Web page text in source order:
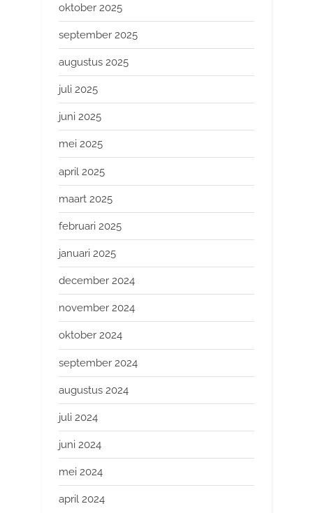
oktober 2025
september 2025
augustus 2025
juli 2025
juni 2025
mei 2025
april 2025
maart 2025
februari 2025
januari 2025
december 2024
november 2024
oktober 2024
september 2024
augustus 2024
juli 2024
juni 2024
mei 2024
april 2024